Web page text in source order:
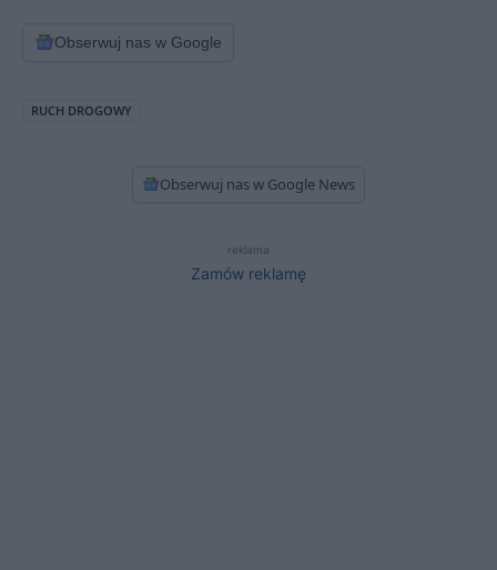
Obserwuj nas w Google
RUCH DROGOWY
Obserwuj nas w Google News
reklama
Zamów reklamę